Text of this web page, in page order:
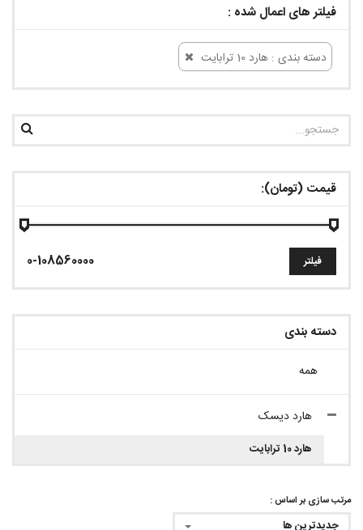
فیلتر های اعمال شده :
دسته بندی : هارد 10 ترابایت
قیمت (تومان):
فیلتر
دسته بندی
همه
هارد دیسک
هارد 10 ترابایت
مرتب سازی بر اساس :
جدیدترین ها